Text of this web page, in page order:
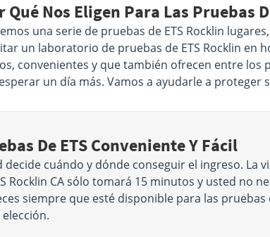
Qué Nos Eligen Para Las Pruebas
una serie de pruebas de ETS Rocklin
un laboratorio de pruebas de ETS Rocklin en
convenientes y que también ofrecen entre
un día más. Vamos a ayudarle a proteger
De ETS Conveniente Y Fácil
decide cuándo y dónde conseguir el ingreso. La
Rocklin CA sólo tomará 15 minutos y usted no
siempre que esté disponible para las pruebas
elección.